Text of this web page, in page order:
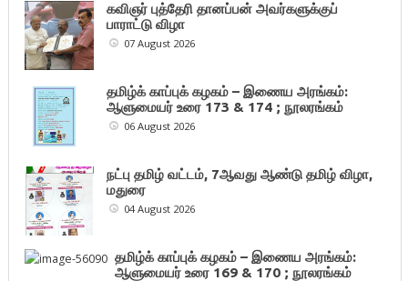
கவிஞர் புத்தேரி தானப்பன் அவர்களுக்குப்
பாராட்டு விழா
07 August 2026
தமிழ்க் காப்புக் கழகம் – இணைய அரங்கம்:
ஆளுமையர் உரை 173 & 174 ; நூலரங்கம்
06 August 2026
நட்பு தமிழ் வட்டம், 7ஆவது ஆண்டு தமிழ் விழா,
மதுரை
04 August 2026
தமிழ்க் காப்புக் கழகம் – இணைய அரங்கம்:
ஆளுமையர் உரை 169 & 170 ; நூலரங்கம்